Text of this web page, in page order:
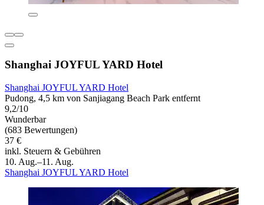
Shanghai JOYFUL YARD Hotel
Shanghai JOYFUL YARD Hotel
Pudong, 4,5 km von Sanjiagang Beach Park entfernt
9,2/10
Wunderbar
(683 Bewertungen)
37 €
inkl. Steuern & Gebühren
10. Aug.–11. Aug.
Shanghai JOYFUL YARD Hotel